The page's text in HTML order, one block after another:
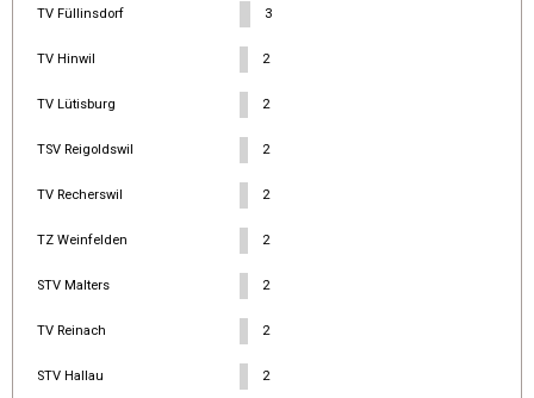
TV Füllinsdorf 3
TV Hinwil 2
TV Lütisburg 2
TSV Reigoldswil 2
TV Recherswil 2
TZ Weinfelden 2
STV Malters 2
TV Reinach 2
STV Hallau 2